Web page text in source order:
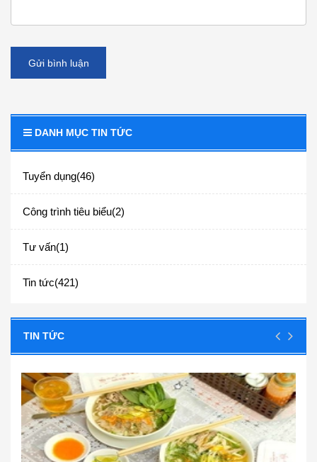
DANH MỤC TIN TỨC
Tuyển dụng(46)
Công trình tiêu biểu(2)
Tư vấn(1)
Tin tức(421)
TIN TỨC
Gửi bình luận